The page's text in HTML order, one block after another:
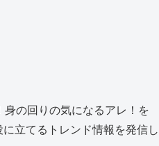
の回りの気になるアレ！を
立てるトレンド情報を発信し